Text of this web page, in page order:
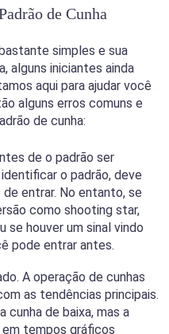
de Cunha
simples e sua
alguns iniciantes ainda
aqui para ajudar você
alguns erros comuns e
de cunha:
de o padrão ser
o padrão, deve
entrar. No entanto, se
como shooting star,
se houver um sinal vindo
pode entrar antes.
A operação de cunhas
as tendências principais.
cunha de baixa, mas a
tempos gráficos